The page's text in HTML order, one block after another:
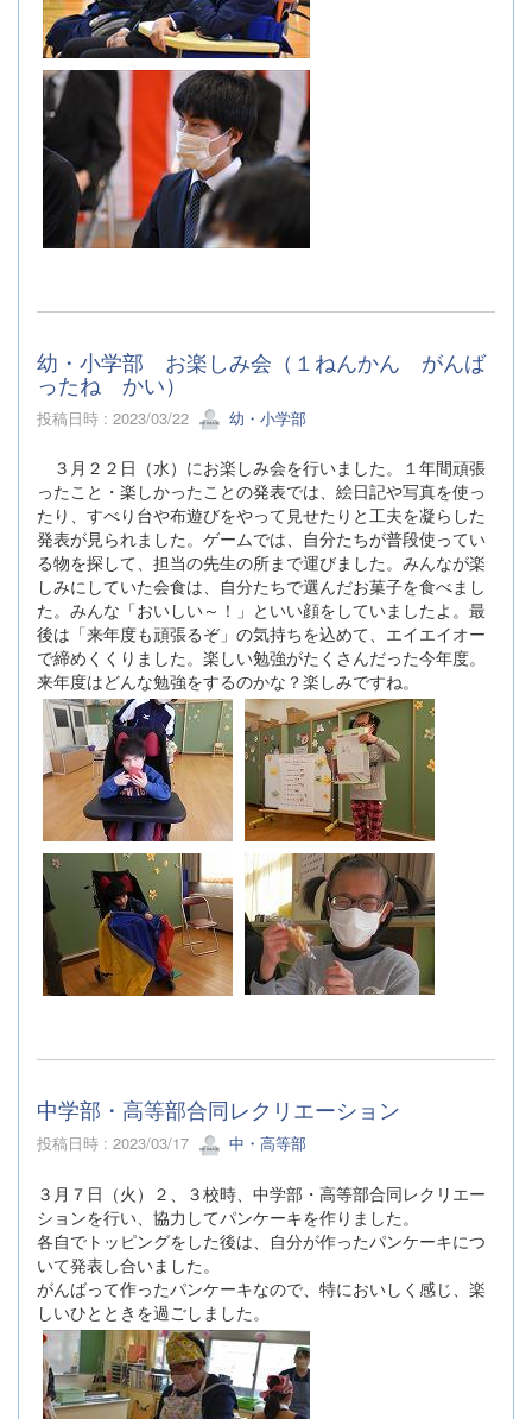
幼・小学部 お楽しみ会（１ねんかん がんば
ったね かい）
投稿日時 : 2023/03/22 幼・小学部
３月２２日（水）にお楽しみ会を行いました。１年間頑張
ったこと・楽しかったことの発表では、絵日記や写真を使っ
たり、すべり台や布遊びをやって見せたりと工夫を凝らした
発表が見られました。ゲームでは、自分たちが普段使ってい
る物を探して、担当の先生の所まで運びました。みんなが楽
しみにしていた会食は、自分たちで選んだお菓子を食べまし
た。みんな「おいしい～！」といい顔をしていましたよ。最
後は「来年度も頑張るぞ」の気持ちを込めて、エイエイオー
で締めくくりました。楽しい勉強がたくさんだった今年度。
来年度はどんな勉強をするのかな？楽しみですね。
中学部・高等部合同レクリエーション
投稿日時 : 2023/03/17 中・高等部
３月７日（火）２、３校時、中学部・高等部合同レクリエー
ションを行い、協力してパンケーキを作りました。
各自でトッピングをした後は、自分が作ったパンケーキにつ
いて発表し合いました。
がんばって作ったパンケーキなので、特においしく感じ、楽
しいひとときを過ごしました。